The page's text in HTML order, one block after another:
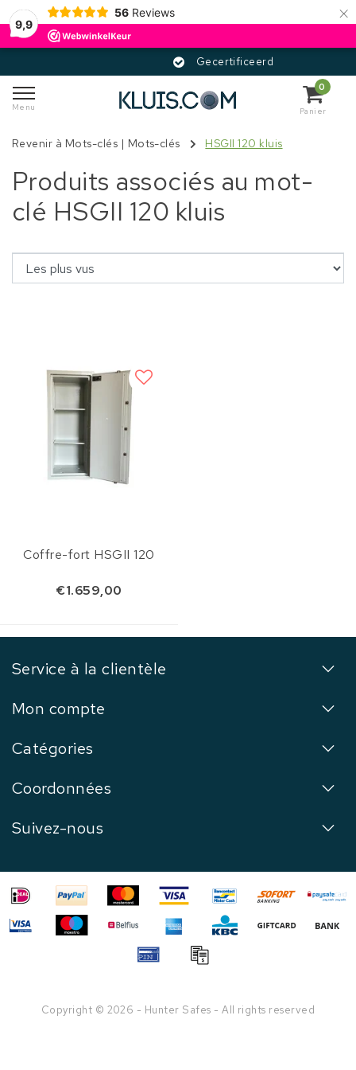
9,9
56 Reviews ×
Gecertificeerd
Menu
0
Panier
Revenir à Mots-clés | Mots-clés HSGII 120 kluis
Produits associés au mot-
clé HSGII 120 kluis
Coffre-fort HSGII 120
€1.659,00
Service à la clientèle
Mon compte
Catégories
Coordonnées
Suivez-nous
Copyright © 2026 - Hunter Safes - All rights reserved